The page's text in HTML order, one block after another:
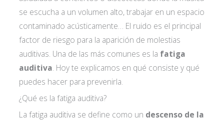
se escucha a un volumen alto, trabajar en un espacio
contaminado acústicamente… El ruido es el principal
factor de riesgo para la aparición de molestias
auditivas. Una de las más comunes es la fatiga
auditiva. Hoy te explicamos en qué consiste y qué
puedes hacer para prevenirla.
¿Qué es la fatiga auditiva?
La fatiga auditiva se define como un descenso de la